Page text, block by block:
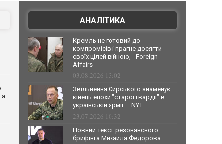
АНАЛІТИКА
Кремль не готовий до
компромісів і прагне досягти
своїх цілей війною, - Foreign
Affairs
03.08.2026 13:02
Звільнення Сирського знаменує
кінець епохи "старої гвардії" в
українській армії — NYT
23.07.2026 10:32
Повний текст резонансного
брифінга Михайла Федорова